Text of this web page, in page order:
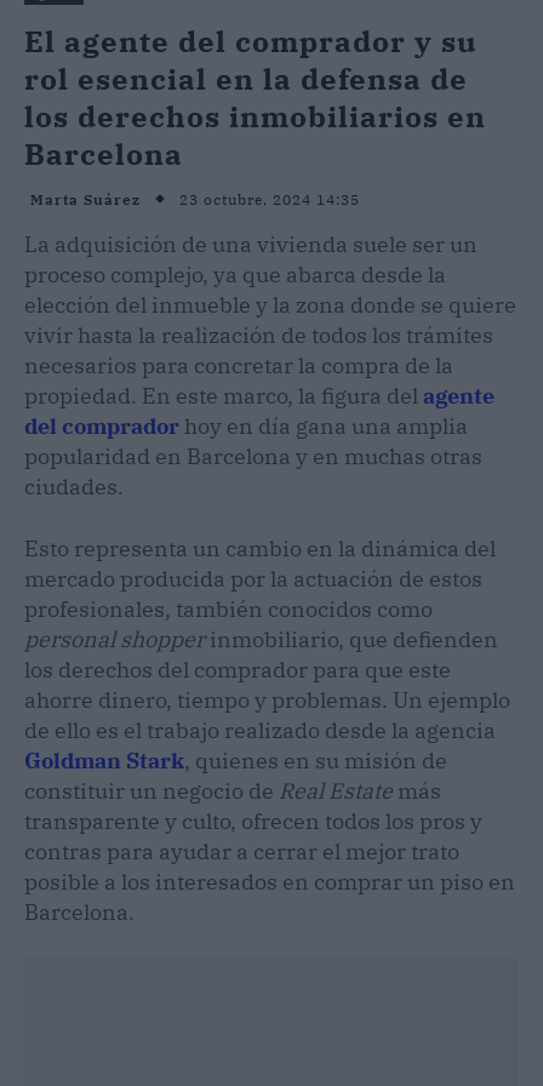
El agente del comprador y su
rol esencial en la defensa de
los derechos inmobiliarios en
Barcelona
Marta Suárez 23 octubre, 2024 14:35
La adquisición de una vivienda suele ser un
proceso complejo, ya que abarca desde la
elección del inmueble y la zona donde se quiere
vivir hasta la realización de todos los trámites
necesarios para concretar la compra de la
propiedad. En este marco, la figura delagente
del comprador hoy en día gana una amplia
popularidad en Barcelona y en muchas otras
ciudades.
Esto representa un cambio en la dinámica del
mercado producida por la actuación de estos
profesionales, también conocidos como
personal shopperinmobiliario, que defienden
los derechos del comprador para que este
ahorre dinero, tiempo y problemas. Un ejemplo
de ello es el trabajo realizado desde la agencia
Goldman Stark, quienes en su misión de
constituir un negocio de Real Estate más
transparente y culto, ofrecen todos los pros y
contras para ayudar a cerrar el mejor trato
posible a los interesados en comprar un piso en
Barcelona.